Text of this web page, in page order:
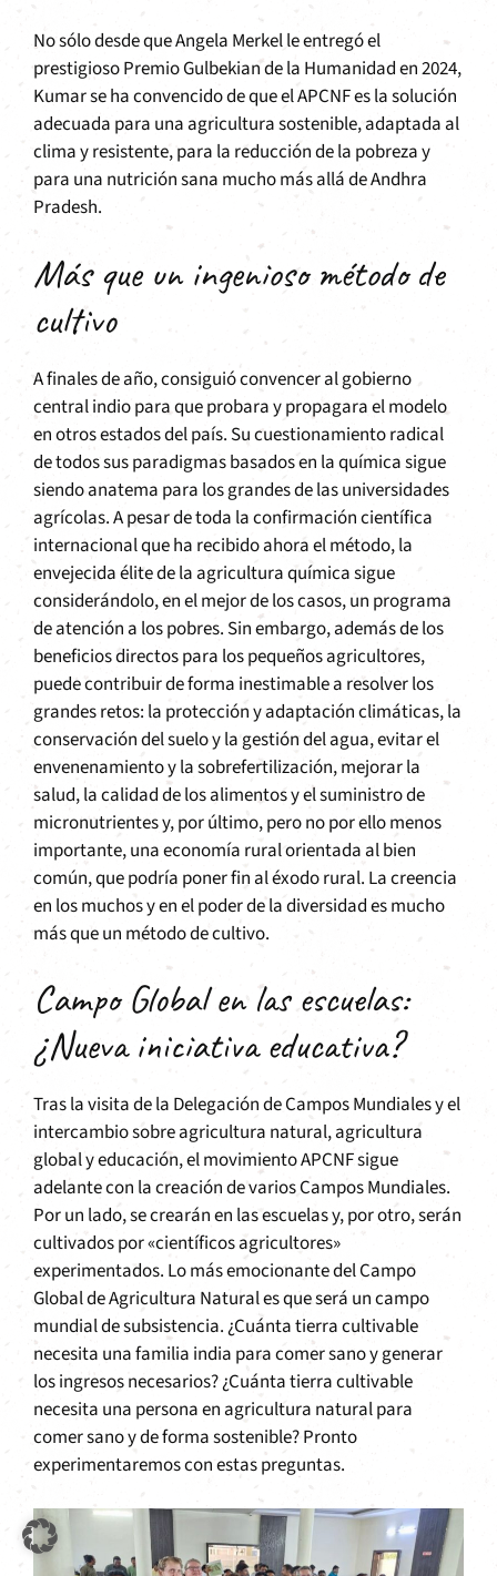
No sólo desde que Angela Merkel le entregó el
prestigioso Premio Gulbekian de la Humanidad en 2024,
Kumar se ha convencido de que el APCNF es la solución
adecuada para una agricultura sostenible, adaptada al
clima y resistente, para la reducción de la pobreza y
para una nutrición sana mucho más allá de Andhra
Pradesh.
Más que un ingenioso método de
cultivo
A finales de año, consiguió convencer al gobierno
central indio para que probara y propagara el modelo
en otros estados del país. Su cuestionamiento radical
de todos sus paradigmas basados en la química sigue
siendo anatema para los grandes de las universidades
agrícolas. A pesar de toda la confirmación científica
internacional que ha recibido ahora el método, la
envejecida élite de la agricultura química sigue
considerándolo, en el mejor de los casos, un programa
de atención a los pobres. Sin embargo, además de los
beneficios directos para los pequeños agricultores,
puede contribuir de forma inestimable a resolver los
grandes retos: la protección y adaptación climáticas, la
conservación del suelo y la gestión del agua, evitar el
envenenamiento y la sobrefertilización, mejorar la
salud, la calidad de los alimentos y el suministro de
micronutrientes y, por último, pero no por ello menos
importante, una economía rural orientada al bien
común, que podría poner fin al éxodo rural. La creencia
en los muchos y en el poder de la diversidad es mucho
más que un método de cultivo.
Campo Global en las escuelas:
¿Nueva iniciativa educativa?
Tras la visita de la Delegación de Campos Mundiales y el
intercambio sobre agricultura natural, agricultura
global y educación, el movimiento APCNF sigue
adelante con la creación de varios Campos Mundiales.
Por un lado, se crearán en las escuelas y, por otro, serán
cultivados por «científicos agricultores»
experimentados. Lo más emocionante del Campo
Global de Agricultura Natural es que será un campo
mundial de subsistencia. ¿Cuánta tierra cultivable
necesita una familia india para comer sano y generar
los ingresos necesarios? ¿Cuánta tierra cultivable
necesita una persona en agricultura natural para
comer sano y de forma sostenible? Pronto
experimentaremos con estas preguntas.